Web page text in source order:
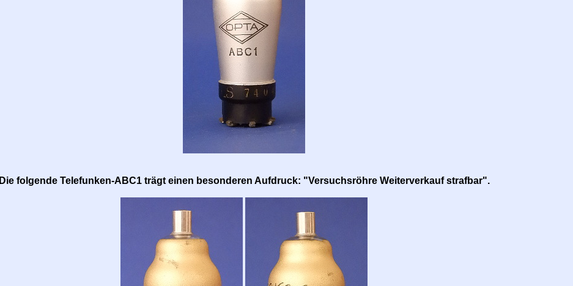
Die folgende Telefunken-ABC1 trägt einen besonderen Aufdruck: "Versuchsröhre Weiterverkauf strafbar".